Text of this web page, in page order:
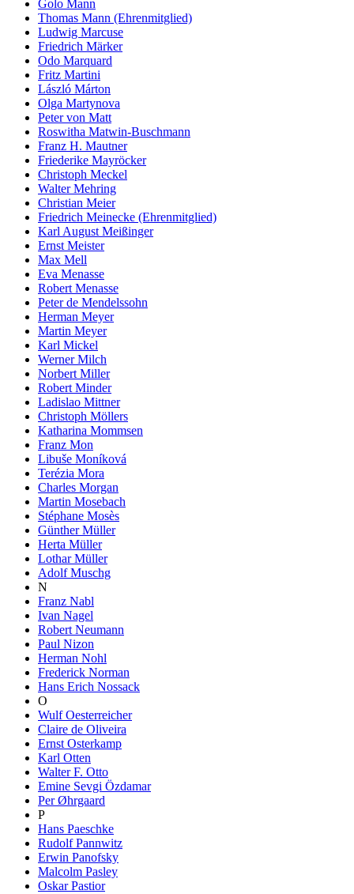
Golo Mann
Thomas Mann (Ehrenmitglied)
Ludwig Marcuse
Friedrich Märker
Odo Marquard
Fritz Martini
László Márton
Olga Martynova
Peter von Matt
Roswitha Matwin-Buschmann
Franz H. Mautner
Friederike Mayröcker
Christoph Meckel
Walter Mehring
Christian Meier
Friedrich Meinecke (Ehrenmitglied)
Karl August Meißinger
Ernst Meister
Max Mell
Eva Menasse
Robert Menasse
Peter de Mendelssohn
Herman Meyer
Martin Meyer
Karl Mickel
Werner Milch
Norbert Miller
Robert Minder
Ladislao Mittner
Christoph Möllers
Katharina Mommsen
Franz Mon
Libuše Moníková
Terézia Mora
Charles Morgan
Martin Mosebach
Stéphane Mosès
Günther Müller
Herta Müller
Lothar Müller
Adolf Muschg
N
Franz Nabl
Ivan Nagel
Robert Neumann
Paul Nizon
Herman Nohl
Frederick Norman
Hans Erich Nossack
O
Wulf Oesterreicher
Claire de Oliveira
Ernst Osterkamp
Karl Otten
Walter F. Otto
Emine Sevgi Özdamar
Per Øhrgaard
P
Hans Paeschke
Rudolf Pannwitz
Erwin Panofsky
Malcolm Pasley
Oskar Pastior